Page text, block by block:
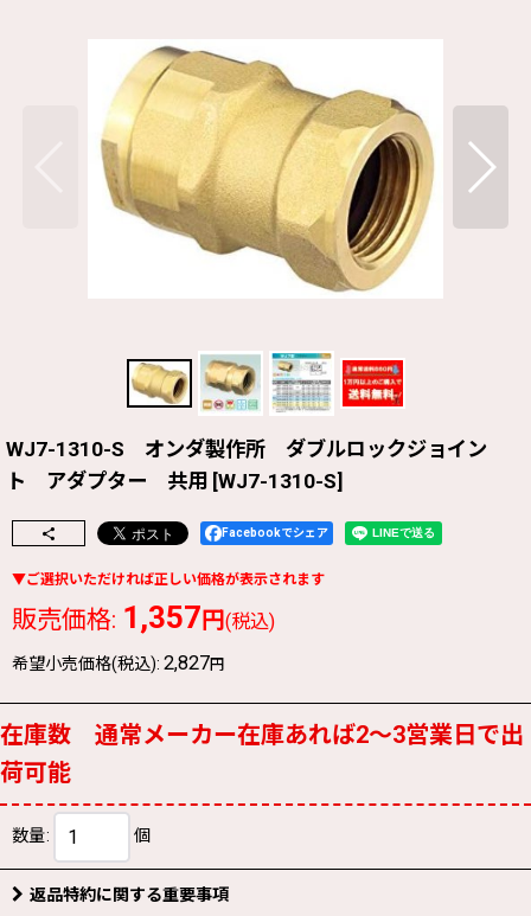
WJ7-1310-S オンダ製作所 ダブルロックジョイン
ト アダプター 共用 [WJ7-1310-S]
Facebookでシェア
販売価格: 1,357円(税込)
希望小売価格(税込): 2,827円
在庫数 通常メーカー在庫あれば2〜3営業日で出
荷可能
数量: 個
返品特約に関する重要事項